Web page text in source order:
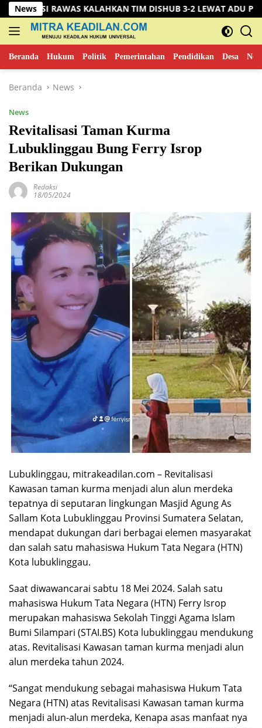
Langsung
ke
konten
News
KALAHKAN TIM DISHUB 3-2 LEWAT ADU PINALTI
Beranda Hukum Politik Pemerintahan Pendidikan Desa
Beranda News
News
Revitalisasi Taman Kurma
Lubuklinggau Bung Ferry Isrop
Berikan Dukungan
Redaksi
18/05/2024
Lubuklinggau, mitrakeadilan.com – Revitalisasi
Kawasan taman kurma menjadi alun alun merdeka
tepatnya di seputaran lingkungan Masjid Agung As
Sallam Kota Lubuklinggau Provinsi Sumatera Selatan,
mendapat dukungan dari berbagai elemen masyarakat
dan salah satu mahasiswa Hukum Tata Negara (HTN)
Kota lubuklinggau.
Saat diwawancarai sabtu 18 Mei 2024. Salah satu
mahasiswa Hukum Tata Negara (HTN) Ferry Isrop
merupakan mahasiswa Sekolah Tinggi Agama Islam
Bumi Silampari (STAI.BS) Kota lubuklinggau mendukung
atas. Revitalisasi Kawasan taman kurma menjadi alun
alun merdeka tahun 2024.
“Sangat mendukung sebagai mahasiswa Hukum Tata
Negara (HTN) atas Revitalisasi Kawasan taman kurma
menjadi alun-alun merdeka, Kenapa asas manfaat nya